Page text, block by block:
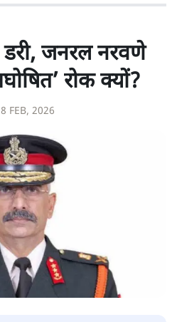
डरी, जनरल नरवणे
रोक क्यों?
FEB, 2026